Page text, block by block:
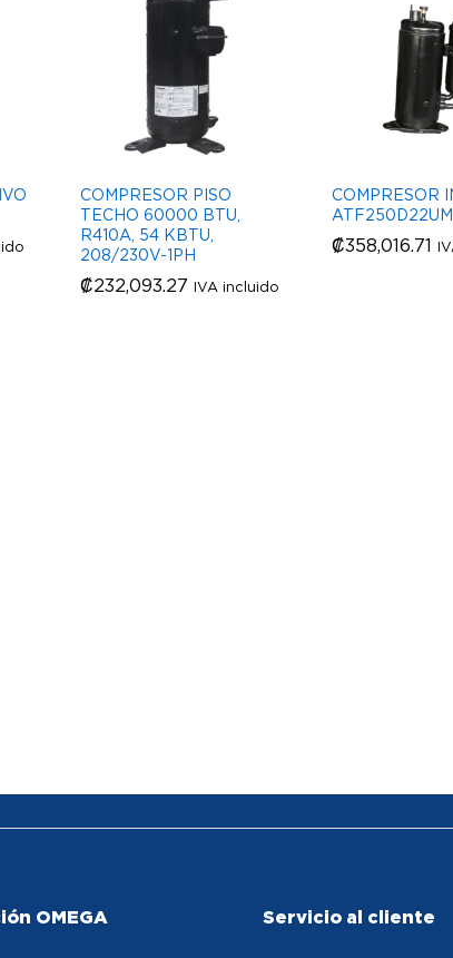
COMPRESOR PISO
TECHO 60000 BTU,
R410A, 54 KBTU,
208/230V-1PH
₡232,093.27 IVA incluido
₡232,093.27
COMPRESOR
₡358,016.71
₡358,016.71
OMEGA Servicio al cliente